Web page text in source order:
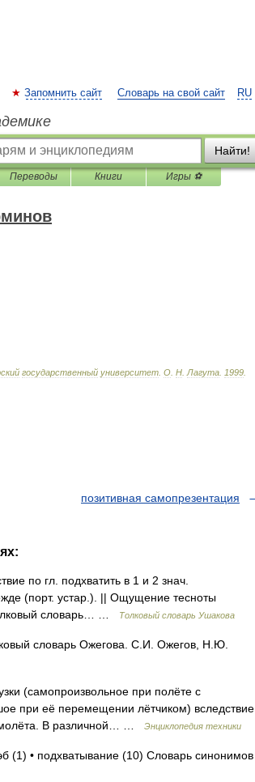
RU
Запомнить сайт Словарь на свой сайт
Найти!
Переводы Книги Игры ⚽
государственный университет О Н Лагута 1999
позитивная самопрезентация
по гл. подхватить в 1 и 2 знач.
(порт. устар.). || Ощущение тесноты
словарь… …
Толковый словарь Ушакова
словарь Ожегова. С.И. Ожегов, Н.Ю.
(самопроизвольное при полёте с
при её перемещении лётчиком) вследствие
В различной… …
Энциклопедия техники
(1) • подхватывание (10) Словарь синонимов